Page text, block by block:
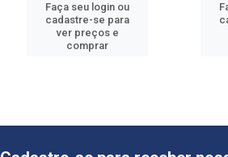
Faça seu login ou
cadastre-se para
ver preços e
comprar